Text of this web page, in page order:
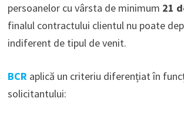
persoanelor cu vârsta de minimum 21
finalul contractului clientul nu poate
indiferent de tipul de venit.
BCR aplică un criteriu diferențiat în
solicitantului: